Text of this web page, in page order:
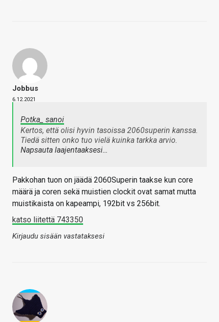
Jobbus
6.12.2021
Potka_ sanoi
Kertos, että olisi hyvin tasoissa 2060superin kanssa.
Tiedä sitten onko tuo vielä kuinka tarkka arvio.
Napsauta laajentaaksesi…
Pakkohan tuon on jäädä 2060Superin taakse kun core
määrä ja coren sekä muistien clockit ovat samat mutta
muistikaista on kapeampi, 192bit vs 256bit.
katso liitettä 743350
Kirjaudu sisään vastataksesi